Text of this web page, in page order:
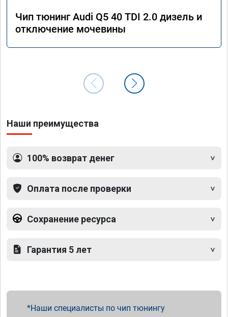
Чип тюнинг Audi Q5 40 TDI 2.0 дизель и
отключение мочевины
Наши преимущества
100% возврат денег
Оплата после проверки
Сохранение ресурса
Гарантия 5 лет
Наши специалисты по чип тюнингу